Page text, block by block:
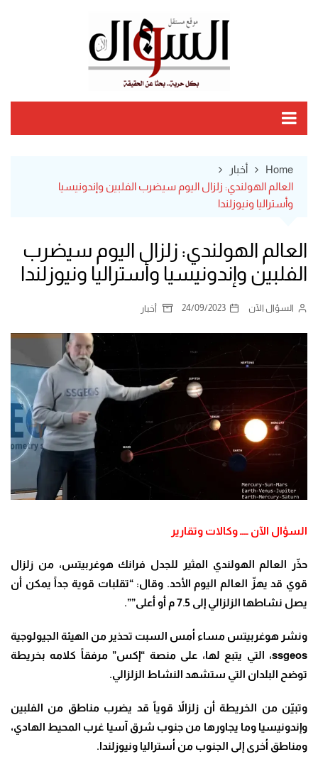
Home
أخبار
العالم الهولندي: زلزال اليوم سيضرب الفلبين وإندونيسيا
وأستراليا ونيوزلندا
العالم الهولندي: زلزال اليوم سيضرب
الفلبين وإندونيسيا وأستراليا ونيوزلندا
السؤال الآن 24/09/2023 أخبار
السؤال الآن ــــ وكالات وتقارير
حذّر العالم الهولندي المثير للجدل فرانك هوغربيتس، من زلزال
قوي قد يهزّ العالم اليوم الأحد. وقال: “تقلبات قوية جداً يمكن أن
يصل نشاطها الزلزالي إلى 7.5 م أو أعلى””.
ونشر هوغربيتس مساء أمس السبت تحذير من الهيئة الجيولوجية
ssgeos، التي يتبع لها، على منصة “إكس” مرفقاً كلامه بخريطة
توضح البلدان التي ستشهد النشاط الزلزالي.
وتبيّن من الخريطة أن زلزالاً قوياً قد يضرب مناطق من الفلبين
وإندونيسيا وما يجاورها من جنوب شرق آسيا غرب المحيط الهادي،
ومناطق أخرى إلى الجنوب من أستراليا ونيوزلندا.